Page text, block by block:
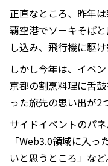
正直なところ、昨年
覇空港でソーキそば
し込み、飛行機に駆
しかし今年は、イベ
京都の割烹料理に舌
った旅先の思い出が2
サイドイベントのパ
「Web3.0領域に入
いと思うところ」な